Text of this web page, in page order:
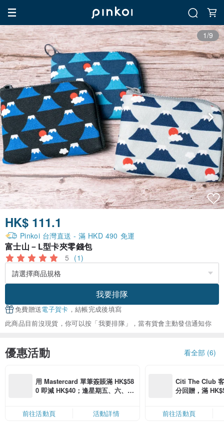
1/9
HK$ 111.1
Pinkoi 台灣直送 - 滿 HKD 490 免運
富士山－L型卡夾零錢包
5 (1)
我要排隊
免費贈送電子賀卡 ，結帳完成後填寫
此商品目前沒現貨，你可以按「我要排隊」，當有貨會主動發信通知你
優惠活動 看全部 (6)
用 Mastercard 單筆簽賬滿 HK$58
0 即減 HK$40；逢星期五、六、日
限，額滿即止，僅限「常用信用
卡」結帳）
前往活動頁 活動詳情
Citi The Club
分回贈，滿
前往活動頁